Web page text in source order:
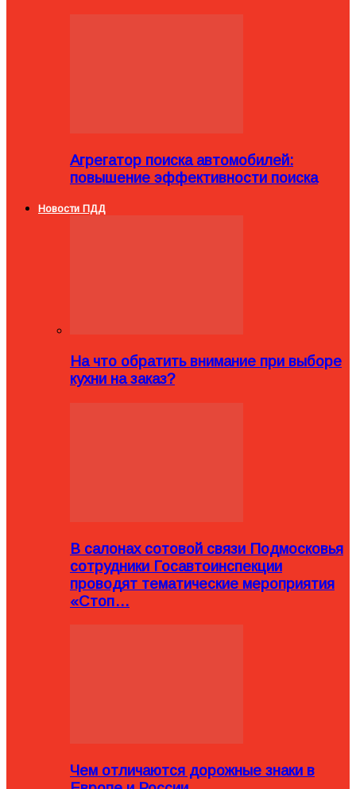
Агрегатор поиска автомобилей:
повышение эффективности поиска
Новости ПДД
На что обратить внимание при выборе
кухни на заказ?
В салонах сотовой связи Подмосковья
сотрудники Госавтоинспекции
проводят тематические мероприятия
«Стоп…
Чем отличаются дорожные знаки в